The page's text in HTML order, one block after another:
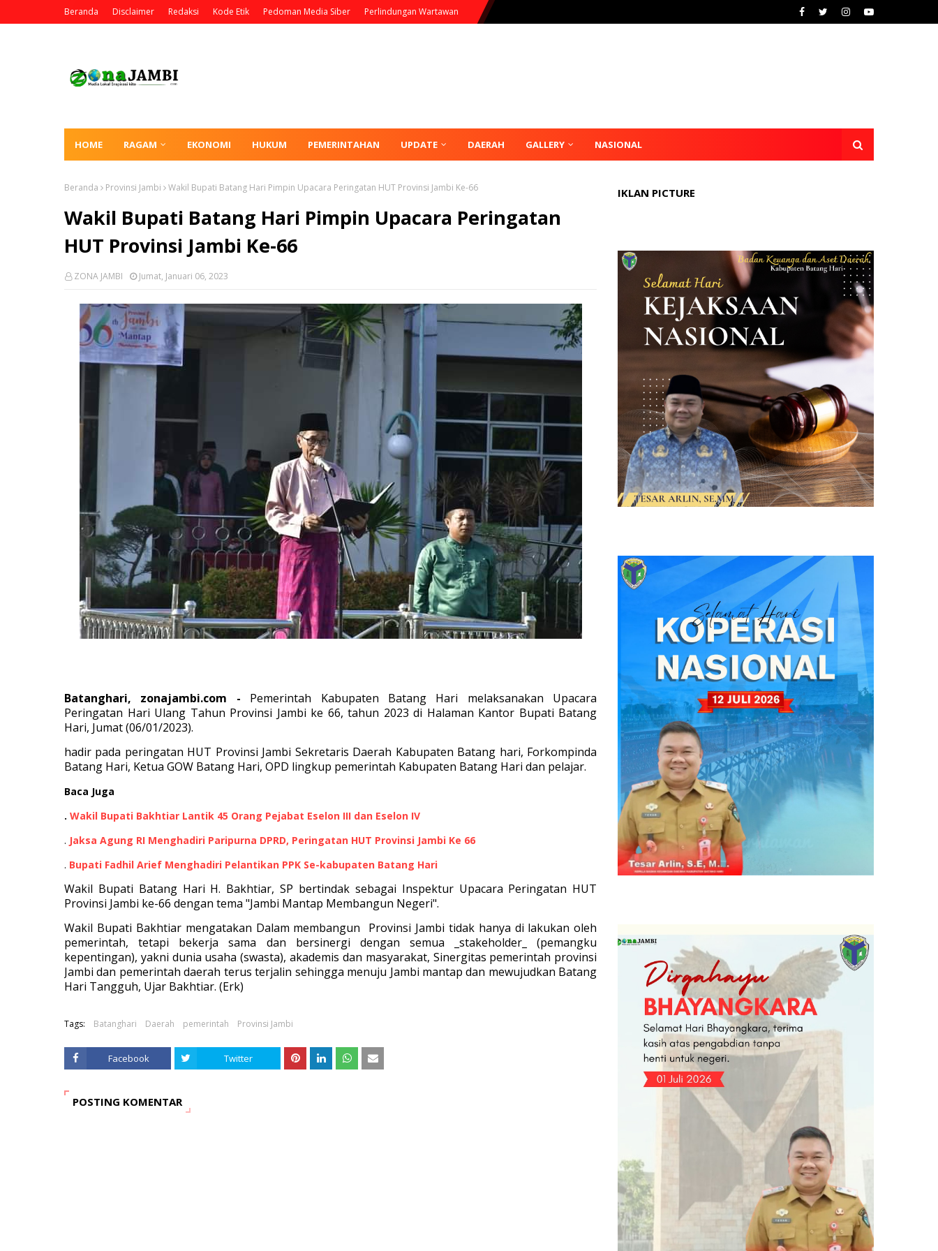
Beranda Disclaimer Redaksi Kode Etik Pedoman Media Siber Perlindungan Wartawan
HOME RAGAM EKONOMI HUKUM PEMERINTAHAN UPDATE DAERAH GALLERY NASIONAL
Beranda Provinsi Jambi Wakil Bupati Batang Hari Pimpin Upacara Peringatan HUT Provinsi Jambi Ke-66
Wakil Bupati Batang Hari Pimpin Upacara Peringatan
HUT Provinsi Jambi Ke-66
ZONA JAMBI Jumat, Januari 06, 2023
Batanghari, zonajambi.com - Pemerintah Kabupaten Batang Hari melaksanakan Upacara
Peringatan Hari Ulang Tahun Provinsi Jambi ke 66, tahun 2023 di Halaman Kantor Bupati Batang
Hari, Jumat (06/01/2023).
hadir pada peringatan HUT Provinsi Jambi Sekretaris Daerah Kabupaten Batang hari, Forkompinda
Batang Hari, Ketua GOW Batang Hari, OPD lingkup pemerintah Kabupaten Batang Hari dan pelajar.
Baca Juga
. Wakil Bupati Bakhtiar Lantik 45 Orang Pejabat Eselon III dan Eselon IV
. Jaksa Agung RI Menghadiri Paripurna DPRD, Peringatan HUT Provinsi Jambi Ke 66
. Bupati Fadhil Arief Menghadiri Pelantikan PPK Se-kabupaten Batang Hari
Wakil Bupati Batang Hari H. Bakhtiar, SP bertindak sebagai Inspektur Upacara Peringatan HUT
Provinsi Jambi ke-66 dengan tema "Jambi Mantap Membangun Negeri".
Wakil Bupati Bakhtiar mengatakan Dalam membangun Provinsi Jambi tidak hanya di lakukan oleh
pemerintah, tetapi bekerja sama dan bersinergi dengan semua _stakeholder_ (pemangku
kepentingan), yakni dunia usaha (swasta), akademis dan masyarakat, Sinergitas pemerintah provinsi
Jambi dan pemerintah daerah terus terjalin sehingga menuju Jambi mantap dan mewujudkan Batang
Hari Tangguh, Ujar Bakhtiar. (Erk)
Tags: Batanghari Daerah pemerintah Provinsi Jambi
Facebook Twitter
POSTING KOMENTAR
IKLAN PICTURE